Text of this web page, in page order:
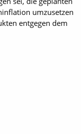
umzusetzen
entgegen dem